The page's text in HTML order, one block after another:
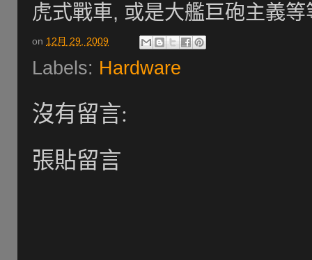
虎式戰車, 或是大艦巨砲主義等
on 12月 29, 2009
Labels: Hardware
沒有留言:
張貼留言